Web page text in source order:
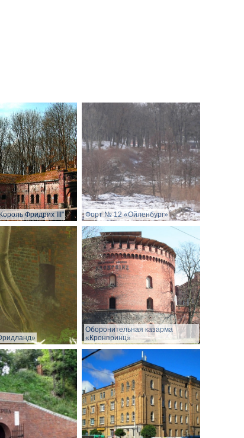
Фридрих III" Форт № 12 «Ойленбург»
Оборонительная казарма
«Кронпринц»